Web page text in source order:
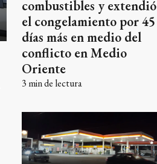
combustibles y extendió
el congelamiento por 45
días más en medio del
conflicto en Medio
Oriente
3 min de lectura